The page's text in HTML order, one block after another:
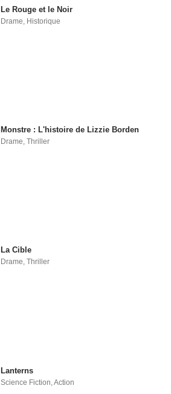
Le Rouge et le Noir
Drame Historique
Monstre : L'histoire de Lizzie Borden
Drame,Thriller
La Cible
Drame,Thriller
Lanterns
Science Fiction ,Action